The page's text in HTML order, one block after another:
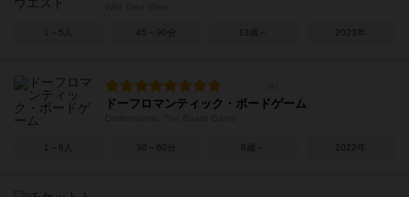
1～5人 45～90分 13歳～ 2023年
ドーフロマンティック・ボードゲーム
1～6人 30～60分 8歳～ 2022年